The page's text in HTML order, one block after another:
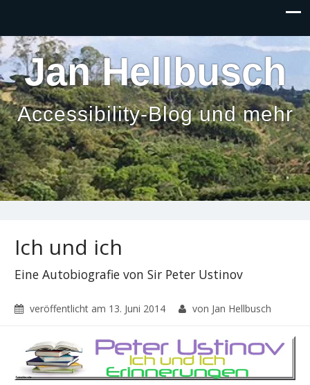
Jan Hellbusch
Accessibility-Blog und mehr
Ich und ich
Eine Autobiografie von Sir Peter Ustinov
veröffentlicht am 13. Juni 2014 von Jan Hellbusch